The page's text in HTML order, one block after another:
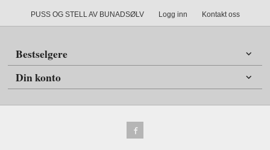
PUSS OG STELL AV BUNADSØLV Logg inn Kontakt oss
Bestselgere
Din konto